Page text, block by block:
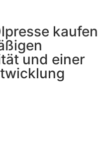
kaufen
und einer